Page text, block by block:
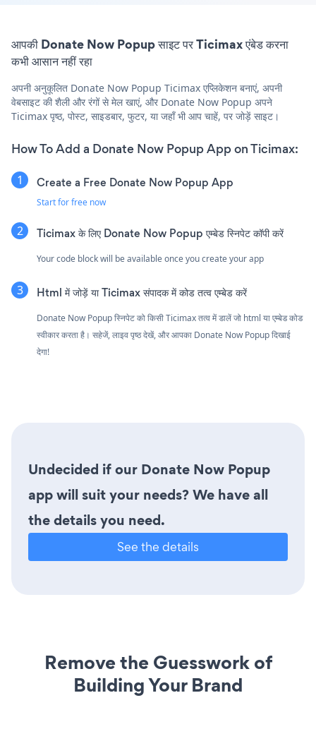
आपकी Donate Now Popup साइट पर Ticimax एंबेड करना
कभी आसान नहीं रहा
अपनी अनुकूलित Donate Now Popup Ticimax एप्लिकेशन बनाएं, अपनी
वेबसाइट की शैली और रंगों से मेल खाएं, और Donate Now Popup अपने
Ticimax पृष्ठ, पोस्ट, साइडबार, फुटर, या जहाँ भी आप चाहें, पर जोड़ें साइट।
How To Add a Donate Now Popup App on Ticimax:
Create a Free Donate Now Popup App
Start for free now
Ticimax के लिए Donate Now Popup एम्बेड स्निपेट कॉपी करें
Your code block will be available once you create your app
Html में जोड़ें या Ticimax संपादक में कोड तत्व एम्बेड करें
Donate Now Popup स्निपेट को किसी Ticimax तत्व में डालें जो html या एम्बेड कोड
स्वीकार करता है। सहेजें, लाइव पृष्ठ देखें, और आपका Donate Now Popup दिखाई
देगा!
Undecided if our Donate Now Popup
app will suit your needs? We have all
the details you need.
See the details
Remove the Guesswork of
Building Your Brand